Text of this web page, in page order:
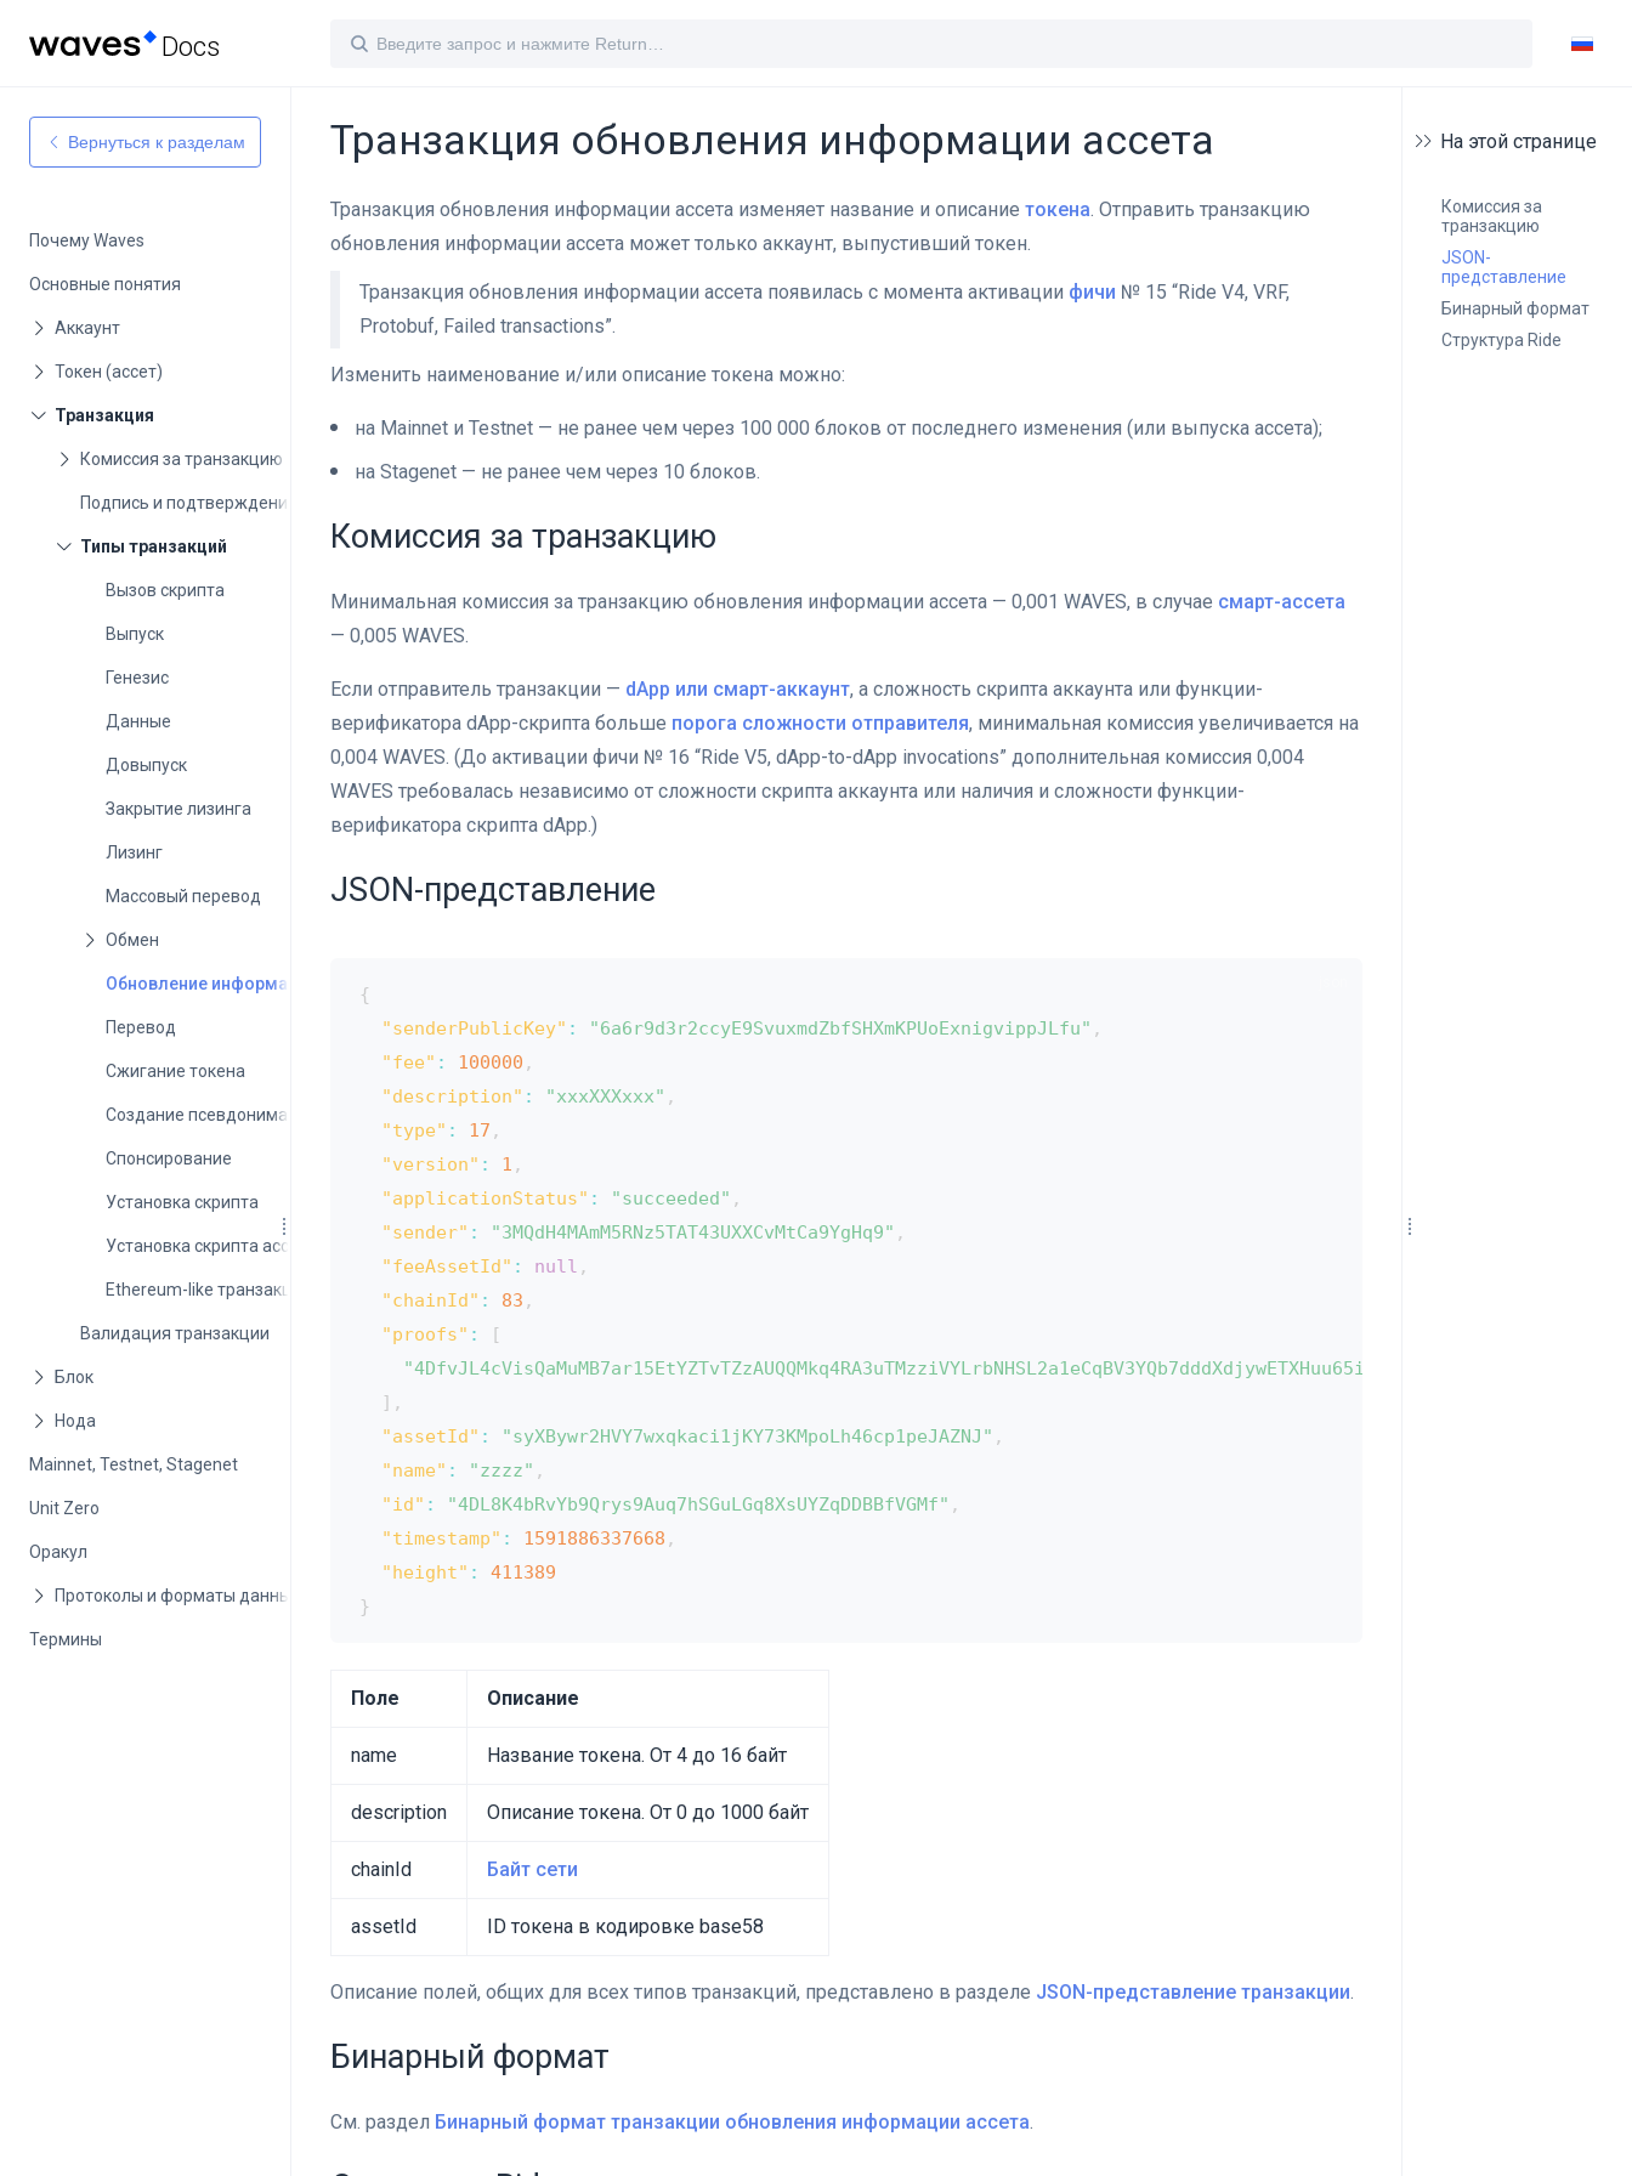
Docs
Вернуться к разделам
Почему Waves
Основные понятия
Подпись и подтверждения
Вызов скрипта
Выпуск
Генезис
Данные
Довыпуск
Закрытие лизинга
Лизинг
Массовый перевод
Обновление информации ассета
Перевод
Сжигание токена
Cоздание псевдонима
Спонсирование
Установка скрипта
Установка скрипта ассета
Ethereum-like транзакция
Валидация транзакции
Mainnet, Testnet, Stagenet
Unit Zero
Оракул
Термины
На этой странице
Комиссия за
транзакцию
JSON-
представление
Бинарный формат
Структура Ride
Транзакция обновления информации ассета
Транзакция обновления информации ассета изменяет название и описание токена. Отправить транзакцию
обновления информации ассета может только аккаунт, выпустивший токен.
Транзакция обновления информации ассета появилась с момента активации фичи № 15 “Ride V4, VRF,
Protobuf, Failed transactions”.
Изменить наименование и/или описание токена можно:
на Mainnet и Testnet — не ранее чем через 100 000 блоков от последнего изменения (или выпуска ассета);
на Stagenet — не ранее чем через 10 блоков.
Комиссия за транзакцию
Минимальная комиссия за транзакцию обновления информации ассета — 0,001 WAVES, в случае смарт-ассета
— 0,005 WAVES.
Если отправитель транзакции — dApp или смарт-аккаунт, а сложность скрипта аккаунта или функции-
верификатора dApp-скрипта больше порога сложности отправителя, минимальная комиссия увеличивается на
0,004 WAVES. (До активации фичи № 16 “Ride V5, dApp-to-dApp invocations” дополнительная комиссия 0,004
WAVES требовалась независимо от сложности скрипта аккаунта или наличия и сложности функции-
верификатора скрипта dApp.)
JSON-представление
{
"senderPublicKey" : "6a6r9d3r2ccyE9SvuxmdZbfSHXmKPUoExnigvippJLfu" ,
"fee" : 100000 ,
"description" : "xxxXXXxxx" ,
"type" : 17 ,
"version" : 1 ,
"applicationStatus" : "succeeded" ,
"sender" : "3MQdH4MAmM5RNz5TAT43UXXCvMtCa9YgHq9" ,
"feeAssetId" : null ,
"chainId" : 83 ,
"proofs" :
[
"4DfvJL4cVisQaMuMB7ar15EtYZTvTZzAUQQMkq4RA3uTMzziVYLrbNHSL2a1eCqBV3YQb7dddXdjywETXHuu65ij"
] ,
"assetId" : "syXBywr2HVY7wxqkaci1jKY73KMpoLh46cp1peJAZNJ" ,
"name" : "zzzz" ,
"id" : "4DL8K4bRvYb9Qrys9Auq7hSGuLGq8XsUYZqDDBBfVGMf" ,
"timestamp" : 1591886337668 ,
"height" :
411389
}
Поле Описание
name Название токена. От 4 до 16 байт
description Описание токена. От 0 до 1000 байт
chainId Байт сети
assetId ID токена в кодировке base58
Описание полей, общих для всех типов транзакций, представлено в разделе JSON-представление транзакции.
Бинарный формат
См. раздел Бинарный формат транзакции обновления информации ассета.